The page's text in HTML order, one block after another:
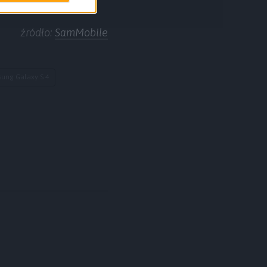
źródło: SamMobile